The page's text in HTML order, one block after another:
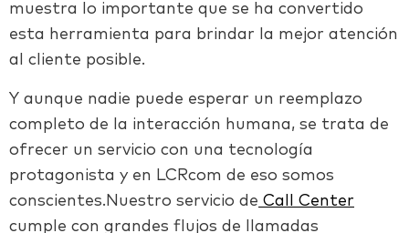
muestra lo importante que se ha convertido
esta herramienta para brindar la mejor atención
al cliente posible.
Y aunque nadie puede esperar un reemplazo
completo de la interacción humana, se trata de
ofrecer un servicio con una tecnología
protagonista y en LCRcom de eso somos
conscientes.Nuestro servicio de Call Center
cumple con grandes flujos de llamadas